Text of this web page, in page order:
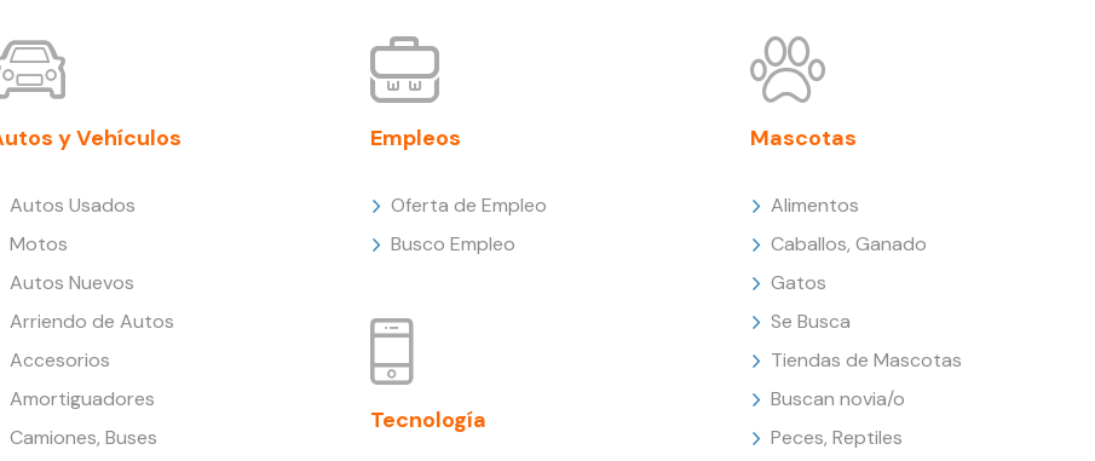
y Vehículos
Autos Usados
Motos
Autos Nuevos
Arriendo de Autos
Accesorios
Amortiguadores
Camiones, Buses
Empleos
Oferta de Empleo
Busco Empleo
Tecnología
Mascotas
Alimentos
Caballos, Ganado
Gatos
Se Busca
Tiendas de Mascotas
Buscan novia/o
Peces, Reptiles